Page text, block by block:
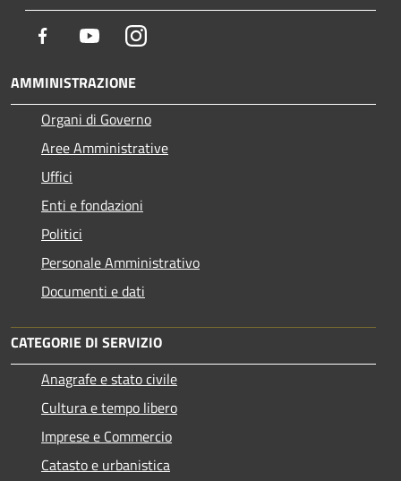
Facebook YoutubeInstagram
AMMINISTRAZIONE
Organi di Governo
Aree Amministrative
Uffici
Enti e fondazioni
Politici
Personale Amministrativo
Documenti e dati
CATEGORIE DI SERVIZIO
Anagrafe e stato civile
Cultura e tempo libero
Imprese e Commercio
Catasto e urbanistica